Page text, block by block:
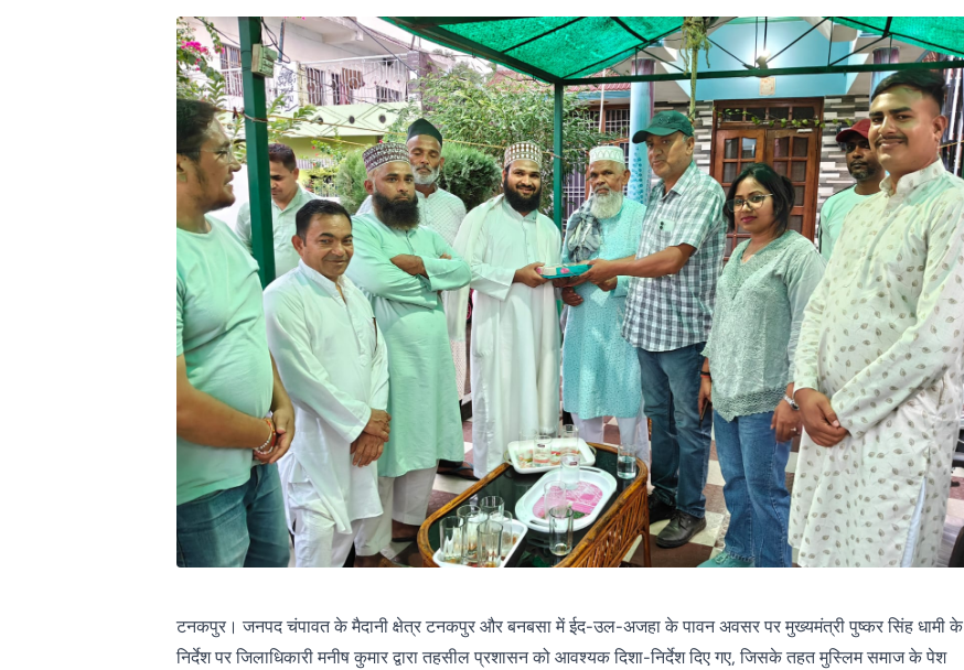
टनकपुर। जनपद चंपावत के मैदानी क्षेत्र टनकपुर और बनबसा में ईद-उल-अजहा के पावन अवसर पर मुख्यमंत्री पुष्कर सिंह धामी के
निर्देश पर जिलाधिकारी मनीष कुमार द्वारा तहसील प्रशासन को आवश्यक दिशा-निर्देश दिए गए, जिसके तहत मुस्लिम समाज के पेश